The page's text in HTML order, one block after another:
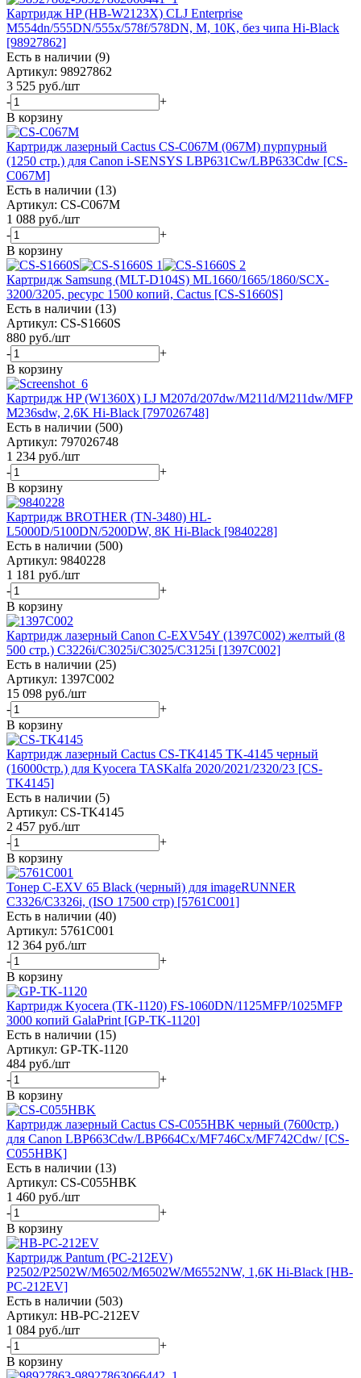
Картридж HP (HB-W2123X) CLJ Enterprise
M554dn/555DN/555x/578f/578DN, M, 10K, без чипа Hi-Black
[98927862]
Есть в наличии (9)
Артикул: 98927862
3 525 руб./шт
-
+
В корзину
Картридж лазерный Cactus CS-C067M (067M) пурпурный
(1250 стр.) для Canon i-SENSYS LBP631Cw/LBP633Cdw [CS-
C067M]
Есть в наличии (13)
Артикул: CS-C067M
1 088 руб./шт
-
+
В корзину
Картридж Samsung (MLT-D104S) ML1660/1665/1860/SCX-
3200/3205, ресурс 1500 копий, Cactus [CS-S1660S]
Есть в наличии (13)
Артикул: CS-S1660S
880 руб./шт
-
+
В корзину
Картридж HP (W1360X) LJ M207d/207dw/M211d/M211dw/MFP
M236sdw, 2,6K Hi-Black [797026748]
Есть в наличии (500)
Артикул: 797026748
1 234 руб./шт
-
+
В корзину
Картридж BROTHER (TN-3480) HL-
L5000D/5100DN/5200DW, 8K Hi-Black [9840228]
Есть в наличии (500)
Артикул: 9840228
1 181 руб./шт
-
+
В корзину
Картридж лазерный Canon C-EXV54Y (1397C002) желтый (8
500 стр.) C3226i/C3025i/C3025/C3125i [1397C002]
Есть в наличии (25)
Артикул: 1397C002
15 098 руб./шт
-
+
В корзину
Картридж лазерный Cactus CS-TK4145 TK-4145 черный
(16000стр.) для Kyocera TASKalfa 2020/2021/2320/23 [CS-
TK4145]
Есть в наличии (5)
Артикул: CS-TK4145
2 457 руб./шт
-
+
В корзину
Тонер C-EXV 65 Black (черный) для imageRUNNER
C3326/C3326i, (ISO 17500 стр) [5761C001]
Есть в наличии (40)
Артикул: 5761C001
12 364 руб./шт
-
+
В корзину
Картридж Kyocera (TK-1120) FS-1060DN/1125MFP/1025MFP
3000 копий GalaPrint [GP-TK-1120]
Есть в наличии (15)
Артикул: GP-TK-1120
484 руб./шт
-
+
В корзину
Картридж лазерный Cactus CS-C055HBK черный (7600стр.)
для Canon LBP663Cdw/LBP664Cx/MF746Cx/MF742Cdw/ [CS-
C055HBK]
Есть в наличии (13)
Артикул: CS-C055HBK
1 460 руб./шт
-
+
В корзину
Картридж Pantum (PC-212EV)
P2502/P2502W/M6502/M6502W/M6552NW, 1,6К Hi-Black [HB-
PC-212EV]
Есть в наличии (503)
Артикул: HB-PC-212EV
1 084 руб./шт
-
+
В корзину